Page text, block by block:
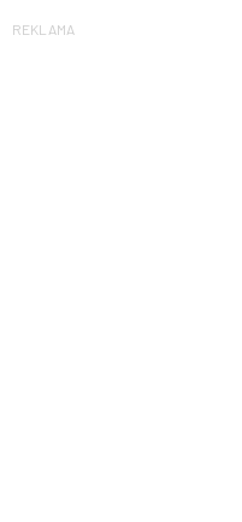
REKLAMA